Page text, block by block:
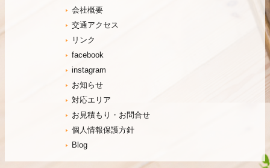
会社概要
交通アクセス
リンク
facebook
instagram
お知らせ
対応エリア
お見積もり・お問合せ
個人情報保護方針
Blog